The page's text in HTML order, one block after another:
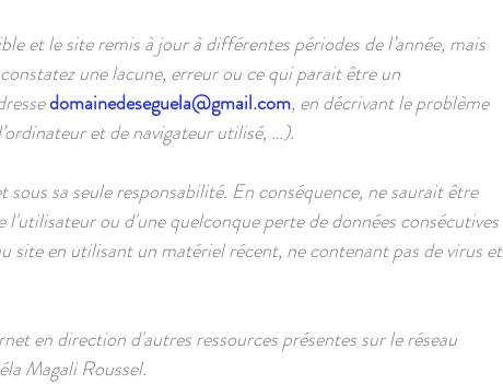
et le site remis à jour à différentes périodes de l’année, mais
une lacune, erreur ou ce qui parait être un
domainedeseguela@gmail.com, en décrivant le problème
et de navigateur utilisé, …).
sa seule responsabilité. En conséquence, ne saurait être
ou d'une quelconque perte de données consécutives
site en utilisant un matériel récent, ne contenant pas de virus et
en direction d'autres ressources présentes sur le réseau
Magali Roussel.